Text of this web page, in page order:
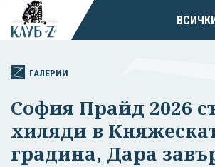
ГАЛЕРИИ
София Прайд 2026
хиляди в
градина, Дара